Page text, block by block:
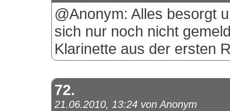
@Anonym: Alles besorgt
sich nur noch nicht
Klarinette aus der ersten
72.
21.06.2010, 13:24 von Anonym